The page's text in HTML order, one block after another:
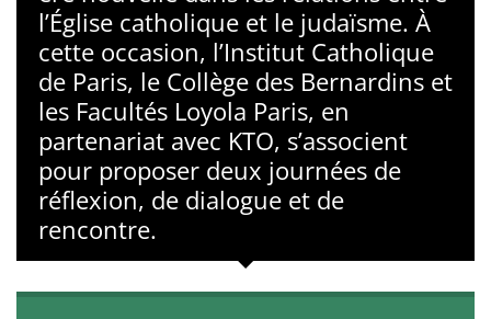
l’Église catholique et le judaïsme. À
cette occasion, l’Institut Catholique
de Paris, le Collège des Bernardins et
les Facultés Loyola Paris, en
partenariat avec KTO, s’associent
pour proposer deux journées de
réflexion, de dialogue et de
rencontre.